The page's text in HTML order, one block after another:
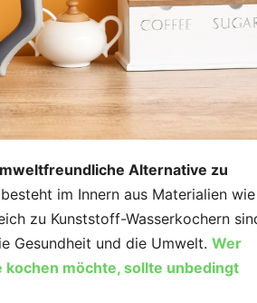
Alternative zu
im Innern aus Materialien wie
zu Kunststoff-Wasserkochern
Gesundheit und die Umwelt. Wer
kochen möchte, sollte unbedingt